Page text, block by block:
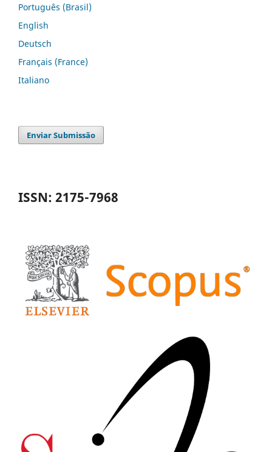
Português (Brasil)
English
Deutsch
Français (France)
Italiano
Enviar Submissão
ISSN: 2175-7968